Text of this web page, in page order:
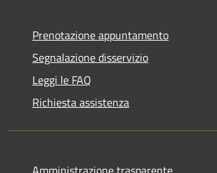
Prenotazione appuntamento
Segnalazione disservizio
Leggi le FAQ
Richiesta assistenza